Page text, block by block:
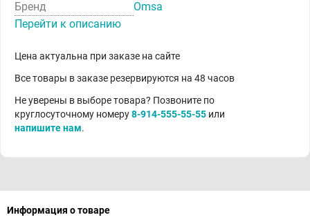
Бренд
Omsa
Перейти к описанию
Цена актуальна при заказе на сайте
Все товары в заказе резервируются на 48 часов
Не уверены в выборе товара? Позвоните по
круглосуточному номеру8-914-555-55-55 или
напишите нам.
Информация о товаре